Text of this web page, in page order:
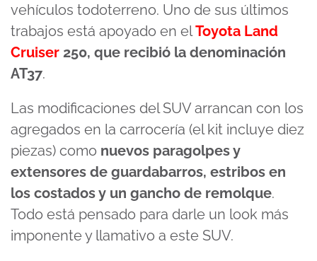
vehículos todoterreno. Uno de sus últimos
trabajos está apoyado en elToyota Land
Cruiser 250, que recibió la denominación
AT37.
Las modificaciones del SUV arrancan con los
agregados en la carrocería (el kit incluye diez
piezas) como nuevos paragolpes y
extensores de guardabarros, estribos en
los costados y un gancho de remolque.
Todo está pensado para darle un look más
imponente y llamativo a este SUV.